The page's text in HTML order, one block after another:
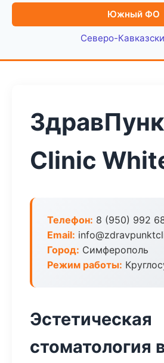
Южный ФО
Северо-
Clinic
Телефон: 8 (950) 992
Email:
Город: Симферополь
Режим работы:
Эстетическая
стоматология